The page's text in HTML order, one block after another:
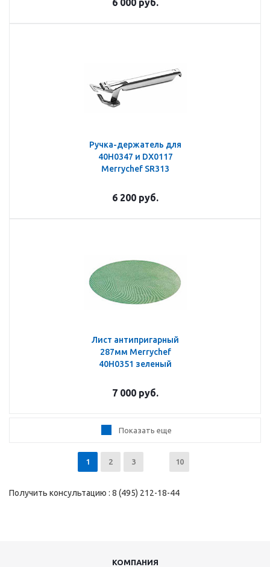
6 000 руб.
Ручка-держатель для
40H0347 и DX0117
Merrychef SR313
6 200 руб.
Лист антипригарный
287мм Merrychef
40H0351 зеленый
7 000 руб.
Показать еще
1 2 3 10
Получить консультацию : 8 (495) 212-18-44
КОМПАНИЯ